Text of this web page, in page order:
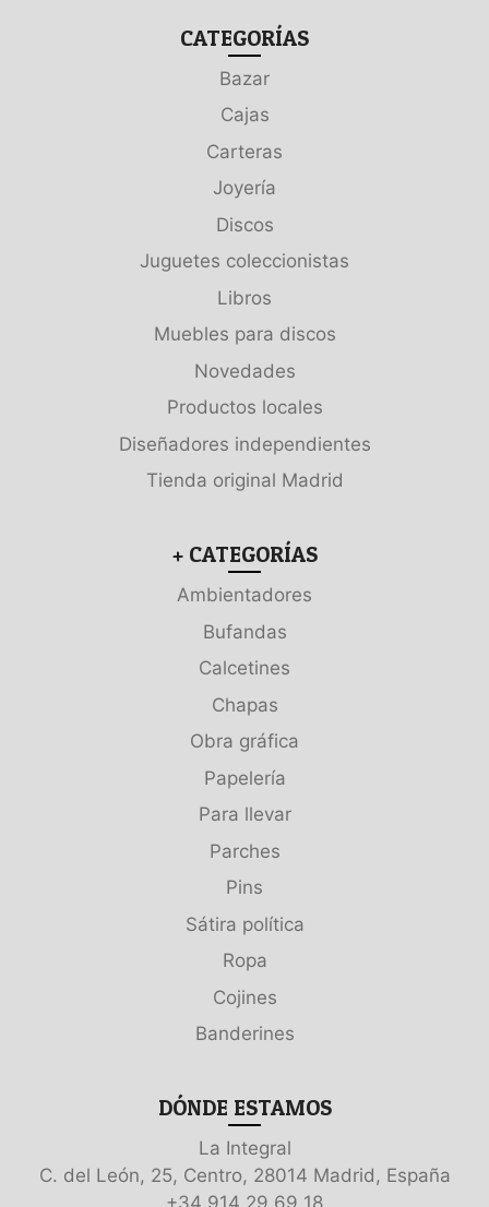
CATEGORÍAS
Bazar
Cajas
Carteras
Joyería
Discos
Juguetes coleccionistas
Libros
Muebles para discos
Novedades
Productos locales
Diseñadores independientes
Tienda original Madrid
+ CATEGORÍAS
Ambientadores
Bufandas
Calcetines
Chapas
Obra gráfica
Papelería
Para llevar
Parches
Pins
Sátira política
Ropa
Cojines
Banderines
DÓNDE ESTAMOS
La Integral
C. del León, 25, Centro, 28014 Madrid, España